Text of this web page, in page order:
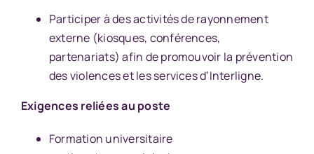
Participer à des activités de rayonnement
externe (kiosques, conférences,
partenariats) afin de promouvoir la prévention
des violences et les services d’Interligne.
Exigences reliées au poste
Formation universitaire